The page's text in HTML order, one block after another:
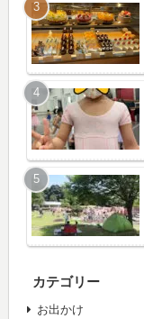
カテゴリー
お出かけ